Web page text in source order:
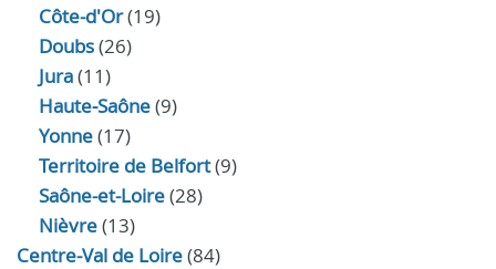
Côte-d'Or(19)
Doubs(26)
Jura(11)
Haute‑Saône(9)
Yonne(17)
Territoire de Belfort(9)
Saône-et-Loire(28)
Nièvre(13)
Centre-Val de Loire(84)